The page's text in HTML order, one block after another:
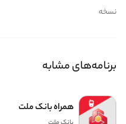
نسخه
برنامه‌های مشابه
همراه بانک ملت